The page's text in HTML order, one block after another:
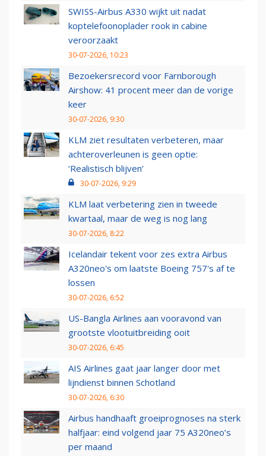
SWISS-Airbus A330 wijkt uit nadat
koptelefoonoplader rook in cabine
veroorzaakt
30-07-2026, 10:23
Bezoekersrecord voor Farnborough
Airshow: 41 procent meer dan de vorige
keer
30-07-2026, 9:30
KLM ziet resultaten verbeteren, maar
achteroverleunen is geen optie:
‘Realistisch blijven’
30-07-2026, 9:29
KLM laat verbetering zien in tweede
kwartaal, maar de weg is nog lang
30-07-2026, 8:22
Icelandair tekent voor zes extra Airbus
A320neo's om laatste Boeing 757's af te
lossen
30-07-2026, 6:52
US-Bangla Airlines aan vooravond van
grootste vlootuitbreiding ooit
30-07-2026, 6:45
AIS Airlines gaat jaar langer door met
lijndienst binnen Schotland
30-07-2026, 6:30
Airbus handhaaft groeiprognoses na sterk
halfjaar: eind volgend jaar 75 A320neo’s
per maand